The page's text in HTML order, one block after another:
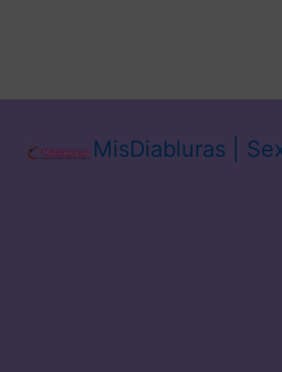
MisDiabluras |